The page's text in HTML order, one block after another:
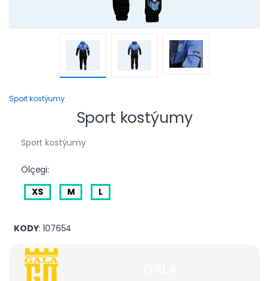
Sport kostýumy
Sport kostýumy
Sport kostýumy
Ölçegi:
XS
M L
KODY: 107654